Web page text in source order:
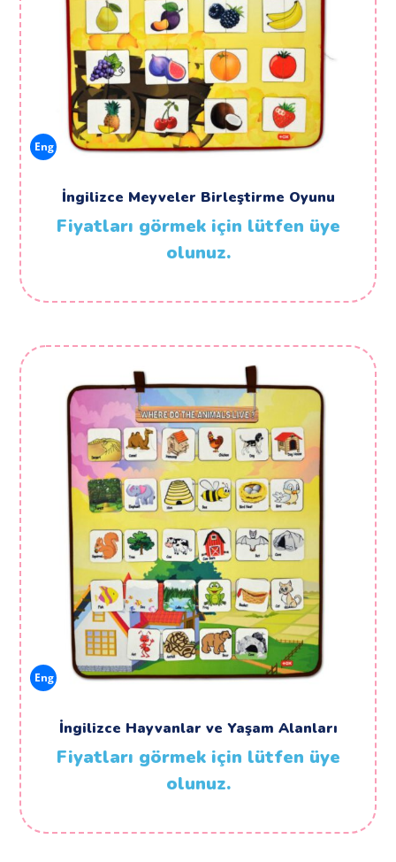
Eng
İngilizce Meyveler Birleştirme Oyunu
Fiyatları görmek için lütfen üye
olunuz.
Eng
İngilizce Hayvanlar ve Yaşam Alanları
Fiyatları görmek için lütfen üye
olunuz.